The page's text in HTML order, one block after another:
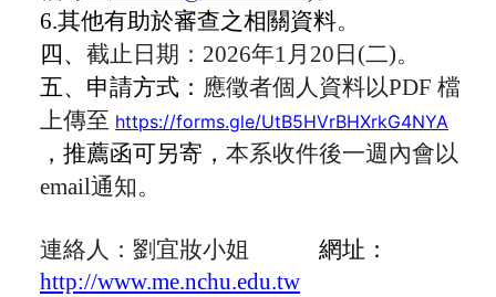
6.其他有助於審查之相關資料。
四、 截止日期： 2026年1月20日 (二)。
五、申請方式： 應徵者個人資料以PDF 檔
上傳至 https://forms.gle/UtB5HVrBHXrkG4NYA
，推薦函可另寄， 本系收件後一週內會以
email通知。
連絡人：劉宜妝小姐 網址：
http://www.me.nchu.edu.tw